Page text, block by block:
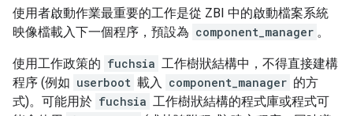
使用者啟動作業最重要的工作是從 ZBI 中的啟動檔案系統
映像檔載入下一個程序，預設為 component_manager 。
使用工作政策的 fuchsia 工作樹狀結構中，不得直接建構
程序 (例如 userboot 載入 component_manager 的方
式)。可能用於 fuchsia 工作樹狀結構的程式庫或程式可